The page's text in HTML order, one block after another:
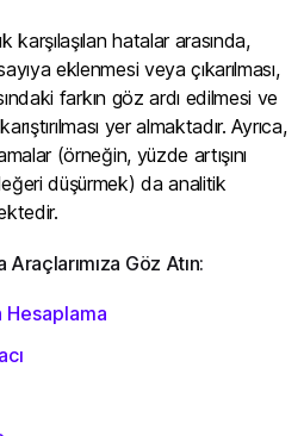
karşılaşılan hatalar arasında,
eklenmesi veya çıkarılması,
farkın göz ardı edilmesi ve
yer almaktadır. Ayrıca,
(örneğin, yüzde artışını
düşürmek) da analitik
Göz Atın: